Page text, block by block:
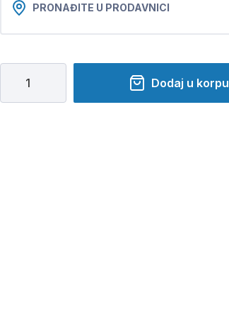
PRONAĐITE U PRODAVNICI
Dodaj u korpu